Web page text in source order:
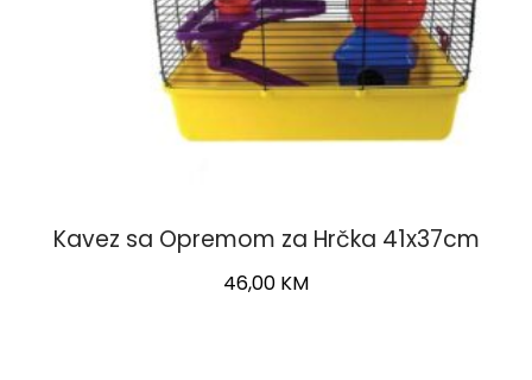
Kavez sa Opremom za Hrčka 41x37cm
46,00 KM